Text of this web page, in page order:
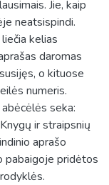
Jie, kaip
neatsispindi.
kelias
daromas
o kituose
numeris.
seka:
ir straipsnių
aprašo
pabaigoje pridėtos